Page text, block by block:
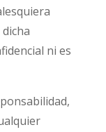
ni es